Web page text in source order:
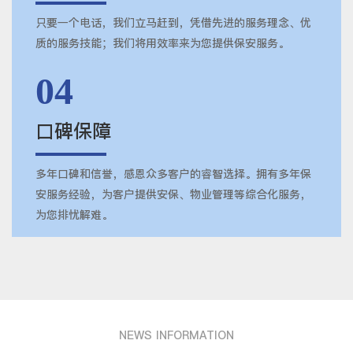
只要一个电话，我们立马赶到，凭借先进的服务理念、优
质的服务技能；我们将用效率来为您提供保安服务。
04
口碑保障
多年口碑和信誉，感恩众多客户的睿智选择。拥有多年保
安服务经验，为客户提供安保、物业管理等综合化服务，
为您排忧解难。
NEWS INFORMATION